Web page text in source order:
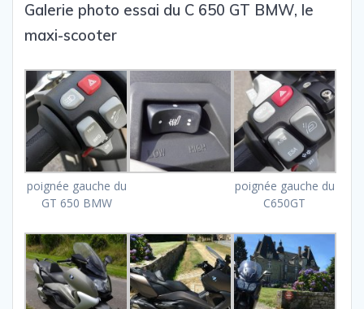
Galerie photo essai du C 650 GT BMW, le
maxi-scooter
poignée gauche du
GT 650 BMW
poignée gauche du
C650GT